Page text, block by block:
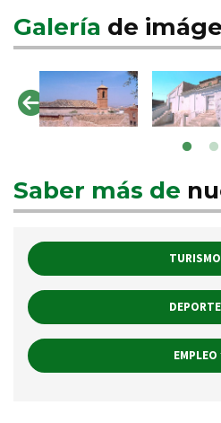
Galería de
Saber más de
TURISMO
DEPORTE
EMPLEO